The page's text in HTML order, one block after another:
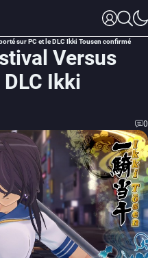
sur PC et le DLC Ikki Tousen confirmé
Versus
Ikki
0